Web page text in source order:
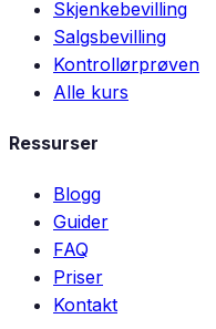
Skjenkebevilling
Salgsbevilling
Kontrollørprøven
Alle kurs
Ressurser
Blogg
Guider
FAQ
Priser
Kontakt